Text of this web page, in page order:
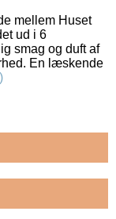
mellem Huset
ud i 6
smag og duft af
En læskende